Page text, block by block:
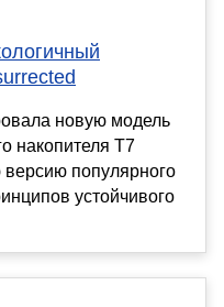
новую модель
накопителя T7
популярного
устойчивого